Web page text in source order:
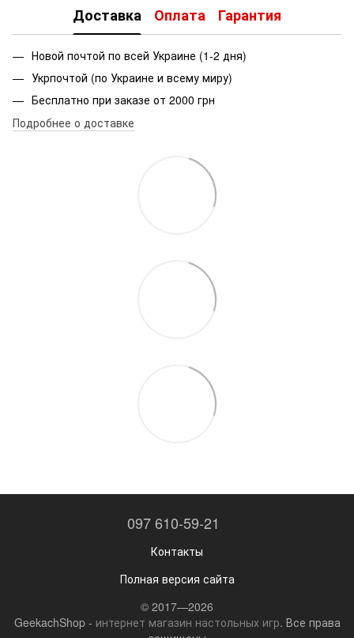
Доставка Оплата Гарантия
Новой почтой по всей Украине (1-2 дня)
Укрпочтой (по Украине и всему миру)
Бесплатно при заказе от 2000 грн
Подробнее о доставке
097 610-59-21
Контакты
Полная версия сайта
© 2017—2026
GeekachShop - интернет магазин настольных игр. Все права